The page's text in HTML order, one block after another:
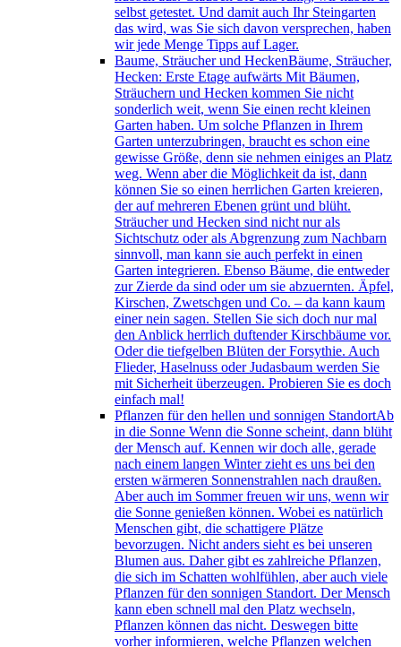
selbst getestet. Und damit auch Ihr Steingarten
das wird, was Sie sich davon versprechen, haben
wir jede Menge Tipps auf Lager.
Baume, Sträucher und HeckenBäume, Sträucher,
Hecken: Erste Etage aufwärts Mit Bäumen,
Sträuchern und Hecken kommen Sie nicht
sonderlich weit, wenn Sie einen recht kleinen
Garten haben. Um solche Pflanzen in Ihrem
Garten unterzubringen, braucht es schon eine
gewisse Größe, denn sie nehmen einiges an Platz
weg. Wenn aber die Möglichkeit da ist, dann
können Sie so einen herrlichen Garten kreieren,
der auf mehreren Ebenen grünt und blüht.
Sträucher und Hecken sind nicht nur als
Sichtschutz oder als Abgrenzung zum Nachbarn
sinnvoll, man kann sie auch perfekt in einen
Garten integrieren. Ebenso Bäume, die entweder
zur Zierde da sind oder um sie abzuernten. Äpfel,
Kirschen, Zwetschgen und Co. – da kann kaum
einer nein sagen. Stellen Sie sich doch nur mal
den Anblick herrlich duftender Kirschbäume vor.
Oder die tiefgelben Blüten der Forsythie. Auch
Flieder, Haselnuss oder Judasbaum werden Sie
mit Sicherheit überzeugen. Probieren Sie es doch
einfach mal!
Pflanzen für den hellen und sonnigen StandortAb
in die Sonne Wenn die Sonne scheint, dann blüht
der Mensch auf. Kennen wir doch alle, gerade
nach einem langen Winter zieht es uns bei den
ersten wärmeren Sonnenstrahlen nach draußen.
Aber auch im Sommer freuen wir uns, wenn wir
die Sonne genießen können. Wobei es natürlich
Menschen gibt, die schattigere Plätze
bevorzugen. Nicht anders sieht es bei unseren
Blumen aus. Daher gibt es zahlreiche Pflanzen,
die sich im Schatten wohlfühlen, aber auch viele
Pflanzen für den sonnigen Standort. Der Mensch
kann eben schnell mal den Platz wechseln,
Pflanzen können das nicht. Deswegen bitte
vorher informieren, welche Pflanzen welchen